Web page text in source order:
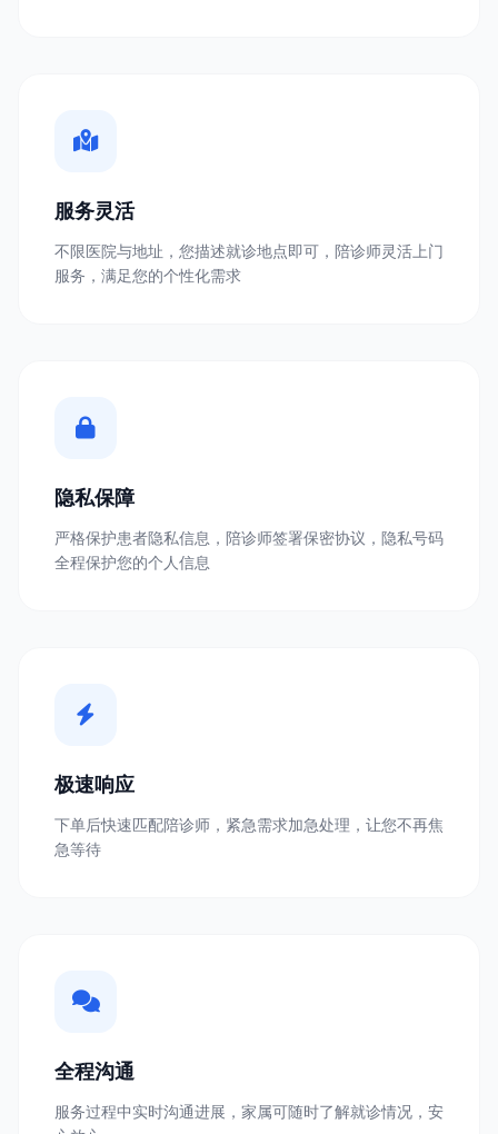
服务灵活
不限医院与地址，您描述就诊地点即可，陪诊师灵活上门
服务，满足您的个性化需求
隐私保障
严格保护患者隐私信息，陪诊师签署保密协议，隐私号码
全程保护您的个人信息
极速响应
下单后快速匹配陪诊师，紧急需求加急处理，让您不再焦
急等待
全程沟通
服务过程中实时沟通进展，家属可随时了解就诊情况，安